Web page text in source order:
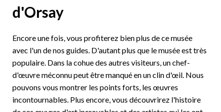
d'Orsay
Encore une fois, vous profiterez bien plus de ce musée
avec l'un de nos guides. D'autant plus que le musée est très
populaire. Dans la cohue des autres visiteurs, un chef-
d'œuvre méconnu peut être manqué en un clin d'œil. Nous
pouvons vous montrer les points forts, les œuvres
incontournables. Plus encore, vous découvrirez l'histoire